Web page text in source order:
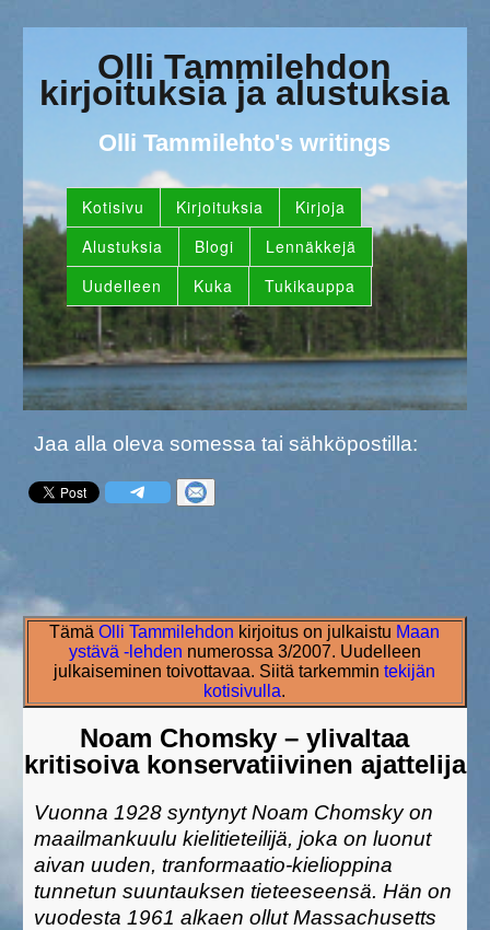
Olli Tammilehdon
kirjoituksia ja alustuksia
Olli Tammilehto's writings
Kotisivu Kirjoituksia
Kirjoja
Alustuksia
Blogi
Lennäkkejä
Uudelleen
Kuka Tukikauppa
Jaa alla oleva somessa tai sähköpostilla:
TämäOlli Tammilehdon kirjoitus on julkaistu Maan
ystävä -lehden numerossa 3/2007. Uudelleen
julkaiseminen toivottavaa. Siitä tarkemmintekijän
kotisivulla.
Noam Chomsky – ylivaltaa
kritisoiva konservatiivinen ajattelija
Vuonna 1928 syntynyt Noam Chomsky on
maailmankuulu kielitieteilijä, joka on luonut
aivan uuden, tranformaatio-kielioppina
tunnetun suuntauksen tieteeseensä. Hän on
vuodesta 1961 alkaen ollut Massachusetts